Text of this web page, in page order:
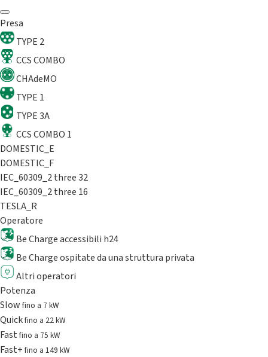
Presa
TYPE 2
CCS COMBO
CHAdeMO
TYPE 1
TYPE 3A
CCS COMBO 1
DOMESTIC_E
DOMESTIC_F
IEC_60309_2 three 32
IEC_60309_2 three 16
TESLA_R
Operatore
Be Charge accessibili h24
Be Charge ospitate da una struttura privata
Altri operatori
Potenza
Slowfino a 7 kW
Quickfino a 22 kW
Fastfino a 75 kW
Fast+fino a 149 kW